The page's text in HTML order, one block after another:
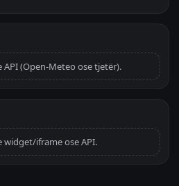
(Open-Meteo ose tjetër).
widget/iframe ose API.